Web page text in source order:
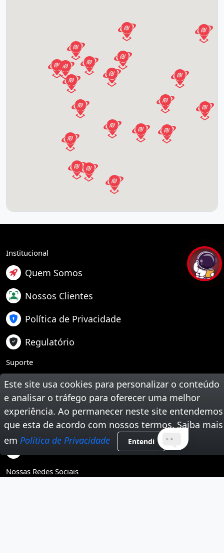
Este site usa cookies para personalizar o conteúdo
e analisar o tráfego para oferecer uma melhor
experiência. Ao permanecer neste site entendemos
que esta de acordo com nossos termos. Saiba mais
em Política de Privacidade Entendi
Institucional
Quem Somos
Nossos Clientes
Política de Privacidade
Regulatório
Suporte
Teste Sua Velocidade
Segunda Via de Boleto
Trabalhe Conosco
Nossas Redes Sociais